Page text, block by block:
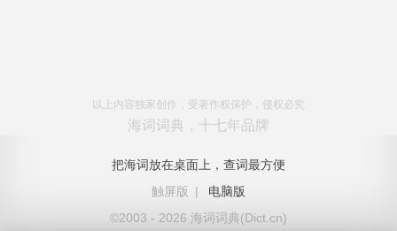
以上内容独家创作，受著作权保护，侵权必究
海词词典，十七年品牌
把海词放在桌面上，查词最方便
触屏版
|
电脑版
©2003 - 2026 海词词典(Dict.cn)